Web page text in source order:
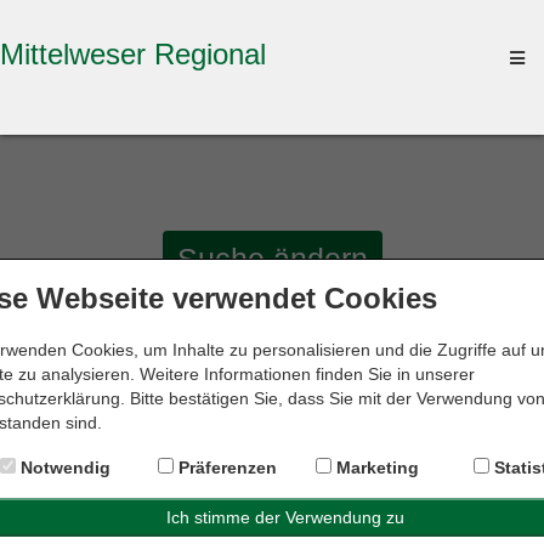
Webseite verwendet Cookies
Cookies, um Inhalte zu personalisieren und die Zugriffe auf
zu analysieren. Weitere Informationen finden Sie in unserer
Bitte bestätigen Sie, dass Sie mit der Verwendung
sind.
Notwendig Präferenzen Marketing
Mittelweser Regional
Suche ändern
Suchergebnisse
Für Ihre Suche nach Steuerrecht (Fachanwälte)
im Umkreis
gefunden.